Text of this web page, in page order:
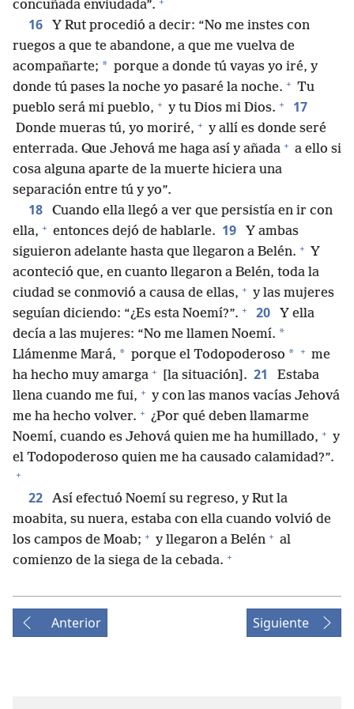
concuñada enviudada”.
16
Y Rut procedió a decir: “No me instes con
ruegos a que te abandone, a que me vuelva de
acompañarte; * porque a donde tú vayas yo iré, y
donde tú pases la noche yo pasaré la noche. + Tu
pueblo será mi pueblo, + y tu Dios mi Dios. + 17
Donde mueras tú, yo moriré, + y allí es donde seré
enterrada. Que Jehová me haga así y añada + a ello si
cosa alguna aparte de la muerte hiciera una
separación entre tú y yo”.
18
Cuando ella llegó a ver que persistía en ir con
ella, + entonces dejó de hablarle. 19
Y ambas
siguieron adelante hasta que llegaron a Belén. + Y
aconteció que, en cuanto llegaron a Belén, toda la
ciudad se conmovió a causa de ellas, + y las mujeres
seguían diciendo: “¿Es esta Noemí?”. + 20
Y ella
decía a las mujeres: “No me llamen Noemí. *
Llámenme Mará, * porque el Todopoderoso * + me
ha hecho muy amarga + [la situación]. 21
Estaba
llena cuando me fui, + y con las manos vacías Jehová
me ha hecho volver. + ¿Por qué deben llamarme
Noemí, cuando es Jehová quien me ha humillado, + y
el Todopoderoso quien me ha causado calamidad?”.
+
22
Así efectuó Noemí su regreso, y Rut la
moabita, su nuera, estaba con ella cuando volvió de
los campos de Moab; + y llegaron a Belén + al
comienzo de la siega de la cebada. +
Anterior Siguiente